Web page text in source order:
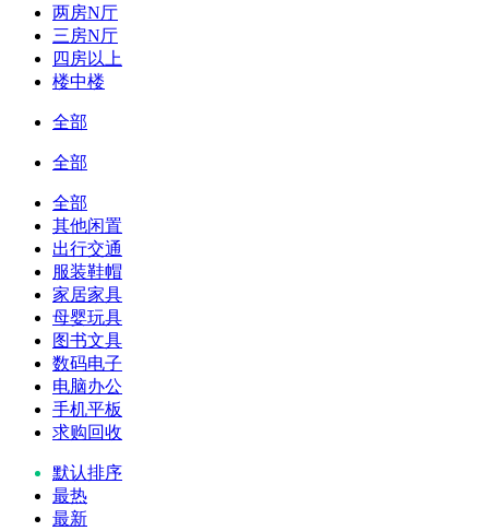
两房N厅
三房N厅
四房以上
楼中楼
全部
全部
全部
其他闲置
出行交通
服装鞋帽
家居家具
母婴玩具
图书文具
数码电子
电脑办公
手机平板
求购回收
默认排序
最热
最新